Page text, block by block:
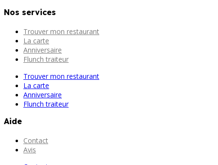
Nos services
Trouver mon restaurant
La carte
Anniversaire
Flunch traiteur
Trouver mon restaurant
La carte
Anniversaire
Flunch traiteur
Aide
Contact
Avis